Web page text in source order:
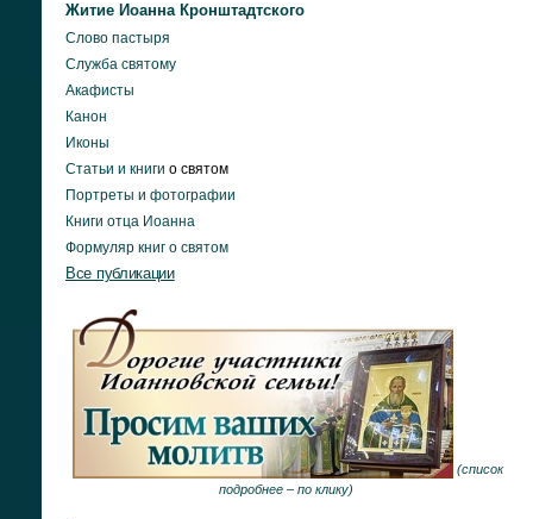
Житие Иоанна Кронштадтского
Слово пастыря
Служба святому
Акафисты
Канон
Иконы
Статьи и книги о святом
Портреты и фотографии
Книги отца Иоанна
Формуляр книг о святом
Все публикации
(список
подробнее – по клику)